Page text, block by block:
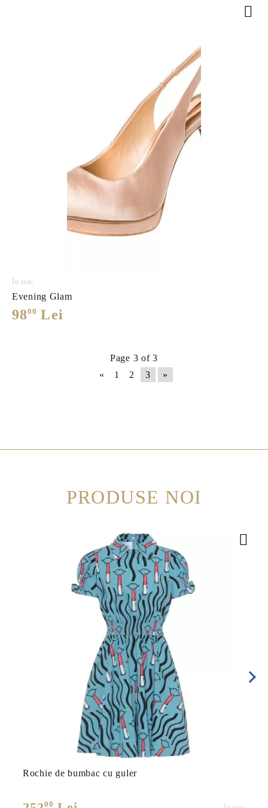
În stoc
Evening Glam
9800 Lei
Page 3 of 3
«
1 2 3 »
PRODUSE NOI
Rochie de bumbac cu guler
00